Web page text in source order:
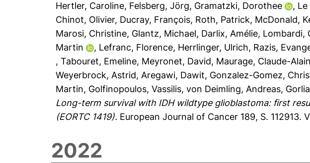
Hertler, Caroline, Felsberg, Jörg, Gramatzki, Dorothee , Le
Chinot, Olivier, Ducray, François, Roth, Patrick, McDonald,
Marosi, Christine, Glantz, Michael, Darlix, Amélie, Lombardi,
Martin
, Lefranc, Florence, Herrlinger, Ulrich, Razis,
,Tabouret, Emeline, Meyronet, David, Maurage, Claude-Alain
Weyerbrock, Astrid, Aregawi, Dawit, Gonzalez-Gomez,
Martin, Golfinopoulos, Vassilis,von Deimling, Andreas,
Long-term survival with IDH wildtype glioblastoma: first
(EORTC 1419). European Journal of Cancer 189, S. 112913.
2022